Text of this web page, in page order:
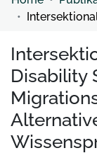
Disability